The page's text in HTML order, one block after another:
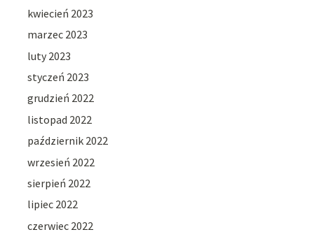
kwiecień 2023
marzec 2023
luty 2023
styczeń 2023
grudzień 2022
listopad 2022
październik 2022
wrzesień 2022
sierpień 2022
lipiec 2022
czerwiec 2022